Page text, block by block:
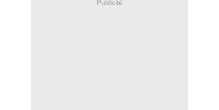
Publicité